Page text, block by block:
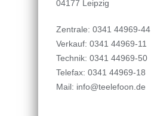
04177 Leipzig
Zentrale: 0341 44969-44
Verkauf: 0341 44969-11
Technik: 0341 44969-50
Telefax: 0341 44969-18
Mail: info@teelefoon.de